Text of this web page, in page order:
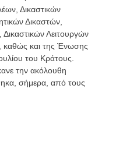
Δικαστικών
Δικαστών,
Λειτουργών
καθώς και της Ένωσης
του Κράτους.
την ακόλουθη
σήμερα, από τους